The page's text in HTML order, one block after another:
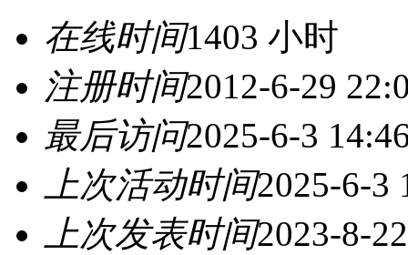
在线时间1403 小时
注册时间2012-6-29
最后访问2025-6-3
上次活动时间2025-6-3
上次发表时间2023-8-